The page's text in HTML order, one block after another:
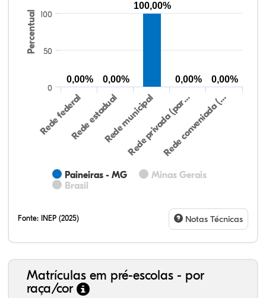
Percentual
Paineiras - MG
Minas Gerais
Brasil
Rede federalRede estadualRede municipal
Rede privada (par…Rede conveniada (…
0
50
100
0,00% 0,00%
100,00%
0,00% 0,00%
Fonte: INEP (2025) Notas Técnicas
Matrículas em pré-escolas - por
raça/cor